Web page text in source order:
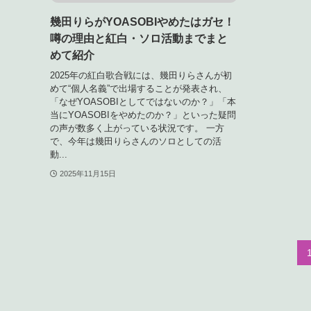
幾田りらがYOASOBIやめたはガセ！
噂の理由と紅白・ソロ活動までまと
めて紹介
2025年の紅白歌合戦には、幾田りらさんが初
めて“個人名義”で出場することが発表され、
「なぜYOASOBIとしてではないのか？」「本
当にYOASOBIをやめたのか？」といった疑問
の声が数多く上がっている状況です。 一方
で、今年は幾田りらさんのソロとしての活
動...
2025年11月15日
1